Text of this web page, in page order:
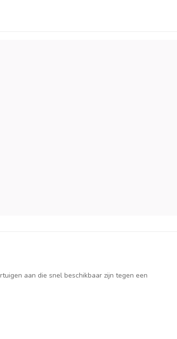
aan die snel beschikbaar zijn tegen een